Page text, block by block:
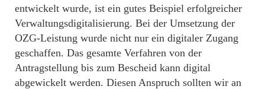
entwickelt wurde, ist ein gutes Beispiel erfolgreicher
Verwaltungsdigitalisierung. Bei der Umsetzung der
OZG-Leistung wurde nicht nur ein digitaler Zugang
geschaffen. Das gesamte Verfahren von der
Antragstellung bis zum Bescheid kann digital
abgewickelt werden. Diesen Anspruch sollten wir an